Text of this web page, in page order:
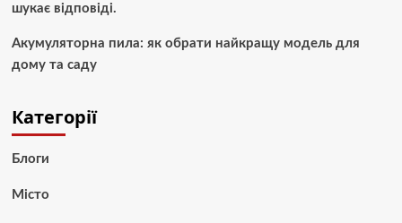
шукає відповіді.
Акумуляторна пила: як обрати найкращу модель для
дому та саду
Категорії
Блоги
Місто